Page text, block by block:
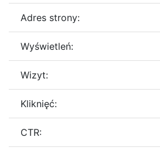
Adres strony:
Wyświetleń:
Wizyt:
Kliknięć:
CTR: